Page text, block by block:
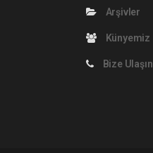
Arşivler
Künyemiz
Bize Ulaşın